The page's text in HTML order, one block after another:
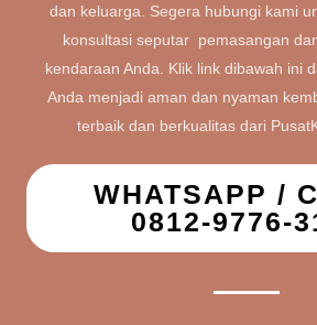
dan keluarga. Segera hubungi kami
konsultasi seputar pemasangan
kendaraan Anda. Klik link dibawah ini
Anda menjadi aman dan nyaman
terbaik dan berkualitas dari
WHATSAPP /
0812-9776-